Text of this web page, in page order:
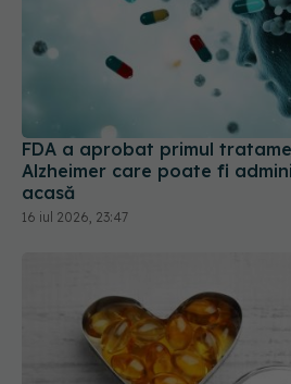
FDA a aprobat primul
Alzheimer care poate fi
acasă
16 iul 2026, 23:47